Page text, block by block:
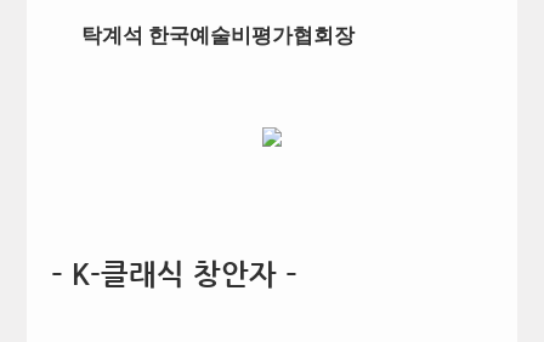
탁계석 한국예술비평가협회장
– K-클래식 창안자 –